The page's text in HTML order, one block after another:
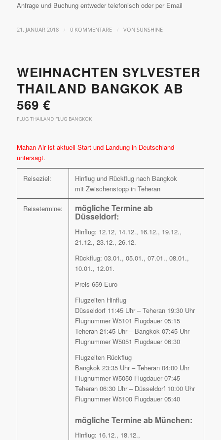
Anfrage und Buchung entweder telefonisch oder per Email
21. JANUAR 2018 / 0 KOMMENTARE / VON SUNSHINE
WEIHNACHTEN SYLVESTER
THAILAND BANGKOK AB
569 €
FLUG THAILAND FLUG BANGKOK
Mahan Air ist aktuell Start und Landung in Deutschland
untersagt.
Reiseziel:
Hinflug und Rückflug nach Bangkok
mit Zwischenstopp in Teheran
Reisetermine: mögliche Termine ab
Düsseldorf:
Hinflug: 12.12, 14.12., 16.12., 19.12.,
21.12., 23.12., 26.12.
Rückflug: 03.01., 05.01., 07.01., 08.01.,
10.01., 12.01.
Preis 659 Euro
Flugzeiten Hinflug
Düsseldorf 11:45 Uhr – Teheran 19:30 Uhr
Flugnummer W5101 Flugdauer 05:15
Teheran 21:45 Uhr – Bangkok 07:45 Uhr
Flugnummer W5051 Flugdauer 06:30
Flugzeiten Rückflug
Bangkok 23:35 Uhr – Teheran 04:00 Uhr
Flugnummer W5050 Flugdauer 07:45
Teheran 06:30 Uhr – Düsseldorf 10:00 Uhr
Flugnummer W5100 Flugdauer 05:40
mögliche Termine ab München:
Hinflug: 16.12., 18.12.,